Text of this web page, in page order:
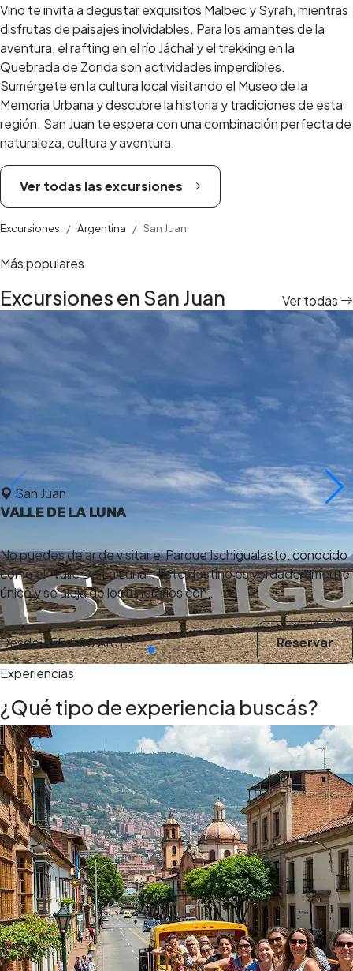
Vino te invita a degustar exquisitos Malbec y Syrah, mientras
disfrutas de paisajes inolvidables. Para los amantes de la
aventura, el rafting en el río Jáchal y el trekking en la
Quebrada de Zonda son actividades imperdibles.
Sumérgete en la cultura local visitando el Museo de la
Memoria Urbana y descubre la historia y tradiciones de esta
región. San Juan te espera con una combinación perfecta de
naturaleza, cultura y aventura.
Ver todas las excursiones
Excursiones Argentina San Juan
Más populares
Excursiones en San Juan Ver todas
5,0(5)
13 h
San Juan
VALLE DE LA LUNA
No puedes dejar de visitar el Parque Ischigualasto, conocido
como el "Valle De La Luna". Este destino es verdaderamente
único y se aleja de los itinerarios con…
Desde255.000 ARS
Reservar
Experiencias
¿Qué tipo de experiencia buscás?